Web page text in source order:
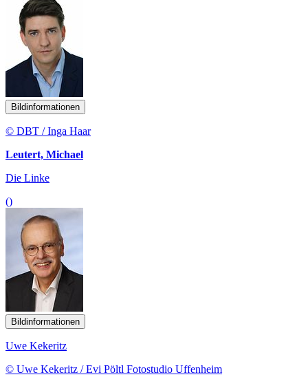
Bildinformationen
© DBT / Inga Haar
Leutert, Michael
Die Linke
()
Bildinformationen
Uwe Kekeritz
© Uwe Kekeritz / Evi Pöltl Fotostudio Uffenheim